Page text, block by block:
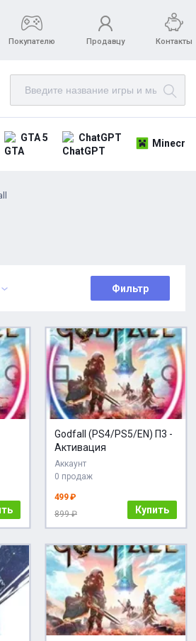
Покупателю Продавцу Контакты
GTA 5 ChatGPT
Фильтр
Godfall (PS4/PS5/EN) П3 -
Активация
Аккаунт
0 продаж
499 ₽
899 ₽
Купить